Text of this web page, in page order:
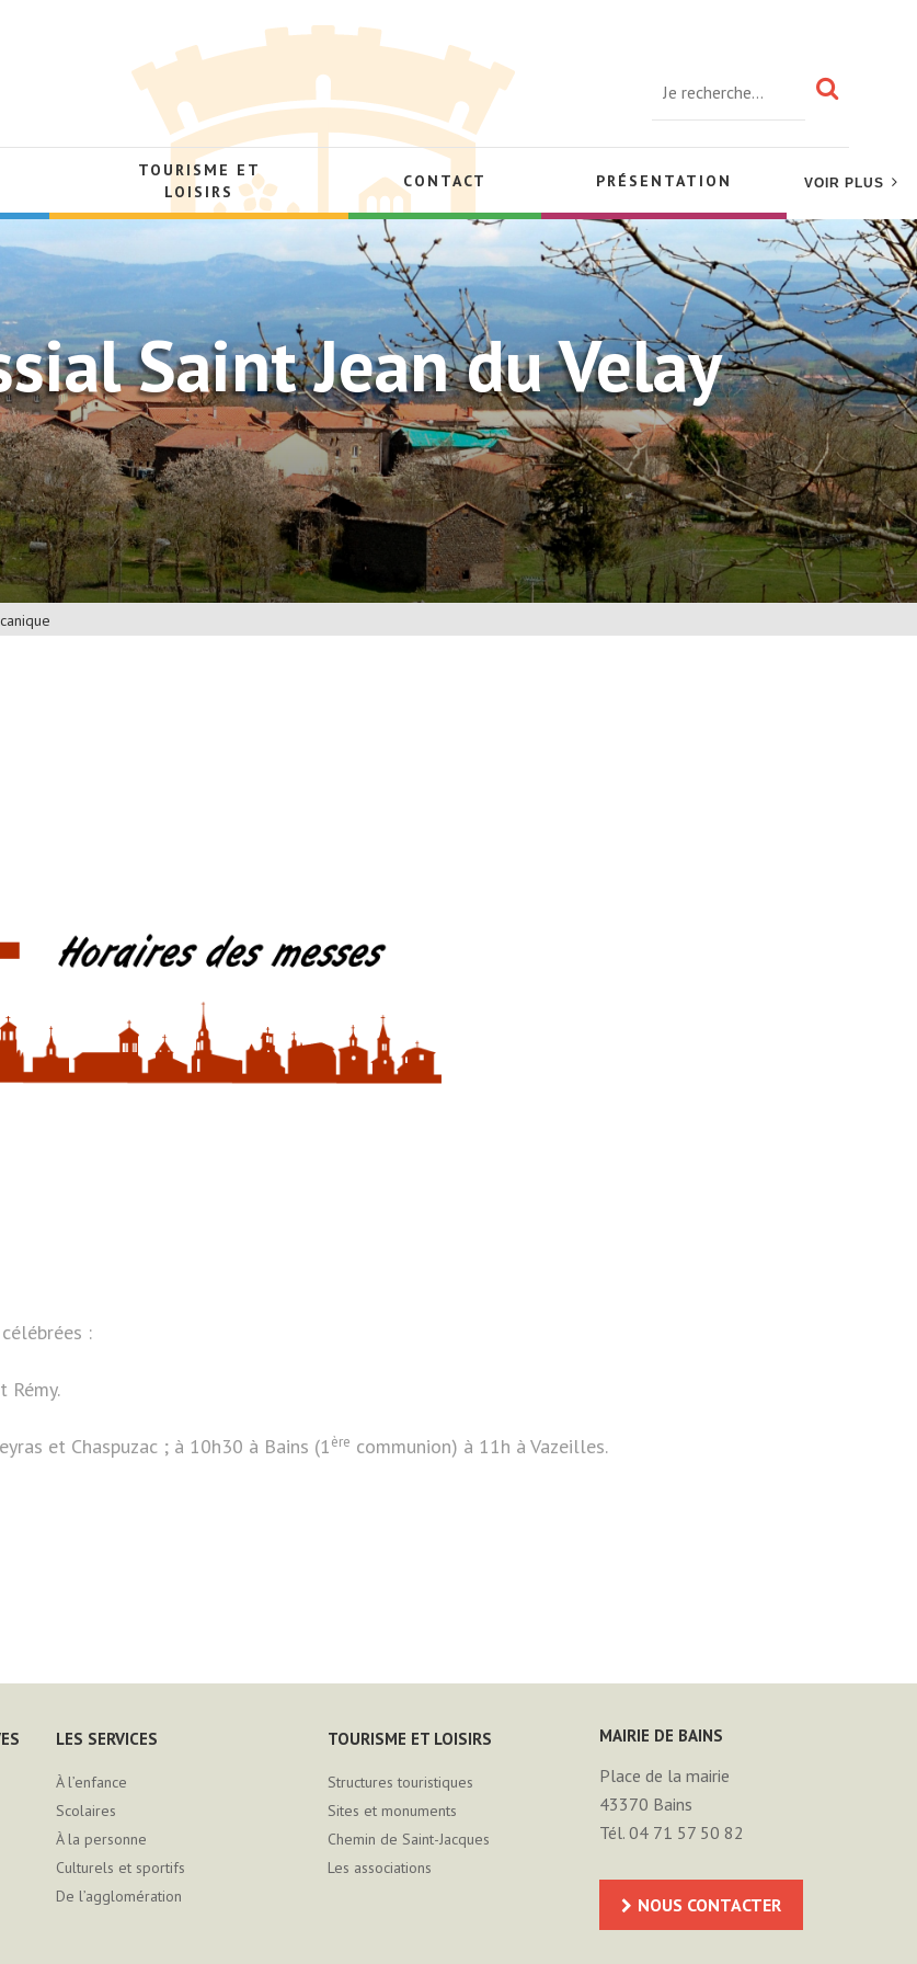
TOURISME ET
LOISIRS
CONTACT PRÉSENTATION VOIR PLUS
Saint Jean du Velay
:
Rémy.
et Chaspuzac ; à 10h30 à Bains (1ère communion) à 11h à Vazeilles.
LES SERVICES
À l’enfance
Scolaires
À la personne
Culturels et sportifs
De l’agglomération
TOURISME ET LOISIRS
Structures touristiques
Sites et monuments
Chemin de Saint-Jacques
Les associations
MAIRIE DE BAINS
Place de la mairie
43370 Bains
Tél. 04 71 57 50 82
NOUS CONTACTER